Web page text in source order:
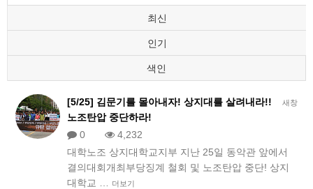
최신
인기
색인
새창
[5/25] 김문기를 몰아내자! 상지대를 살려내라!!
노조탄압 중단하라!
0
4,232
대학노조 상지대학교지부 ​지난 25일 동악관 앞에서
결의대회개최부당징계 철회 및 노조탄압 중단! 상지
대학교 …
더보기